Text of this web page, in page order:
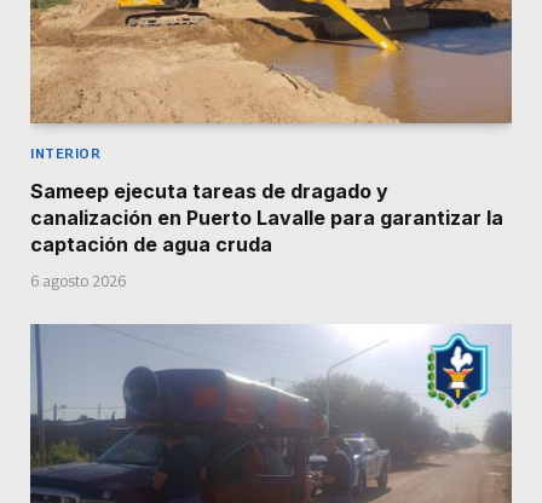
INTERIOR
Sameep ejecuta tareas de dragado y
canalización en Puerto Lavalle para garantizar la
captación de agua cruda
6 agosto 2026